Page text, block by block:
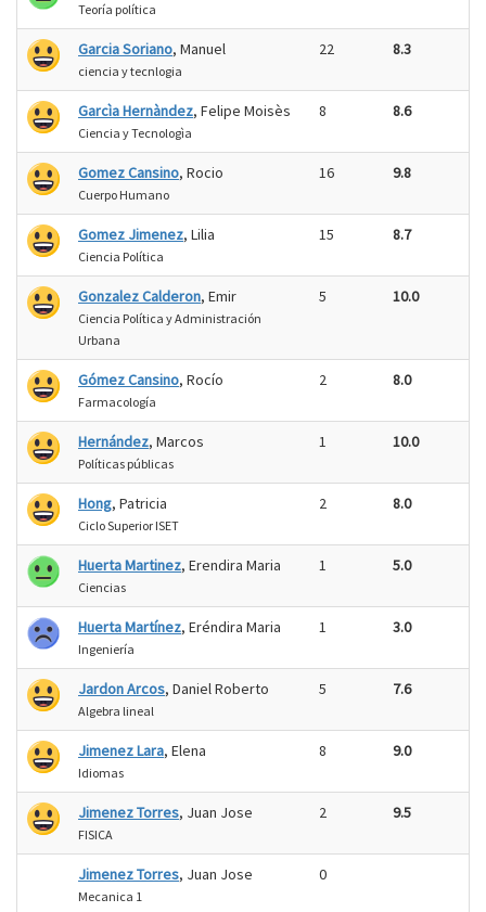
Teoría política
Garcia Soriano, Manuel
ciencia y tecnlogia
22 8.3
Garcìa Hernàndez, Felipe Moisès
Ciencia y Tecnologìa
8 8.6
Gomez Cansino, Rocio
Cuerpo Humano
16 9.8
Gomez Jimenez, Lilia
Ciencia Política
15 8.7
Gonzalez Calderon, Emir
Ciencia Política y Administración
Urbana
5 10.0
Gómez Cansino, Rocío
Farmacología
2 8.0
Hernández, Marcos
Políticas públicas
1 10.0
Hong, Patricia
Ciclo Superior ISET
2 8.0
Huerta Martinez, Erendira Maria
Ciencias
1 5.0
Huerta Martínez, Eréndira Maria
Ingeniería
1 3.0
Jardon Arcos, Daniel Roberto
Algebra lineal
5 7.6
Jimenez Lara, Elena
Idiomas
8 9.0
Jimenez Torres, Juan Jose
FISICA
2 9.5
Jimenez Torres, Juan Jose
Mecanica 1
0